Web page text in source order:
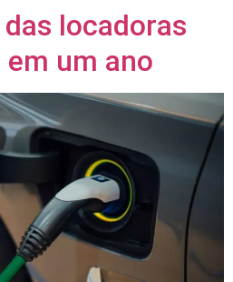
locadoras
em um ano